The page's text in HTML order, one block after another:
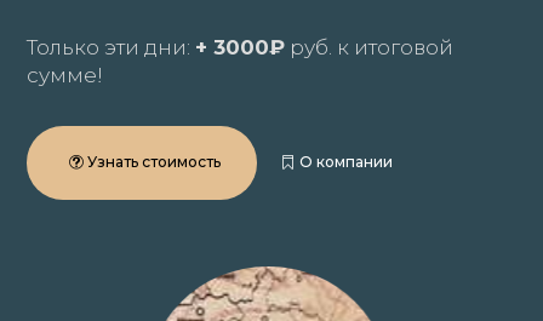
Только эти дни: + 3000₽ руб. к итоговой
сумме!
Узнать стоимость О компании